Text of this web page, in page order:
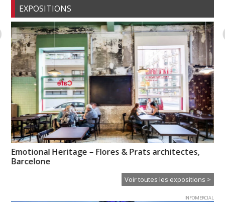
EXPOSITIONS
Emotional Heritage – Flores & Prats architectes,
Barcelone
Voir toutes les expositions >
INFOMERCIAL